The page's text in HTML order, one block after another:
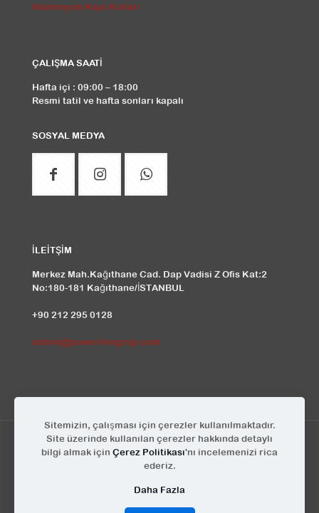
Alüminyum Kapı Kolları
ÇALIŞMA SAATİ
Hafta içi : 09:00 – 18:00
Resmi tatil ve hafta sonları kapalı
SOSYAL MEDYA
İLEİTŞİM
Merkez Mah.Kağıthane Cad. Dap Vadisi Z Ofis Kat:2
No:180-181 Kağıthane/İSTANBUL
+90 212 295 0128
admin@powerlinegrup.com
Sitemizin, çalışması için çerezler kullanılmaktadır.
Site üzerinde kullanılan çerezler hakkında detaylı
bilgi almak için Çerez Politikası'nı incelemenizi rica
ederiz.
Daha Fazla